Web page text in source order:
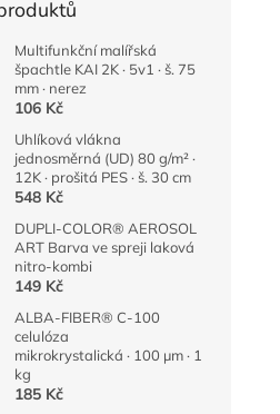
Multifunkční malířská
špachtle KAI 2K · 5v1 · š. 75
mm · nerez
106 Kč
Uhlíková vlákna
jednosměrná (UD) 80 g/m² ·
12K · prošitá PES · š. 30 cm
548 Kč
DUPLI-COLOR® AEROSOL
ART Barva ve spreji laková
nitro-kombi
149 Kč
ALBA-FIBER® C-100
celulóza
mikrokrystalická · 100 µm · 1
kg
185 Kč